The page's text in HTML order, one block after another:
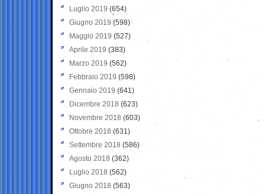
Luglio 2019 (654)
Giugno 2019 (598)
Maggio 2019 (527)
Aprile 2019 (383)
Marzo 2019 (562)
Febbraio 2019 (598)
Gennaio 2019 (641)
Dicembre 2018 (623)
Novembre 2018 (603)
Ottobre 2018 (631)
Settembre 2018 (586)
Agosto 2018 (362)
Luglio 2018 (562)
Giugno 2018 (563)